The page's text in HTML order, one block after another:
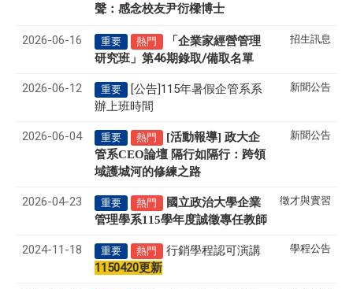
聲 ： 感念校友尹衍樑博士
2026-06-16 重要 熱門
「企業家經營管理
研究班」第46期錄取/備取名單
招生訊息
2026-06-12 重要
[公告]115年暑假企管系系
辦上班時間
新聞公告
2026-06-04 重要 熱門
[活動報導] 政大企
管系CEO論壇 隔行如隔行：跨領
域護城河的修練之路
新聞公告
2026-04-23 重要 熱門
國立政治大學企業
管理學系115學年度誠徵專任教師
徵才與實習
2024-11-18 重要 熱門
行銷學程認可演講
1150420更新
學程公告